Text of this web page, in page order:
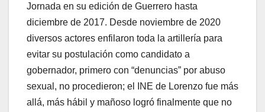
Jornada en su edición de Guerrero hasta
diciembre de 2017. Desde noviembre de 2020
diversos actores enfilaron toda la artillería para
evitar su postulación como candidato a
gobernador, primero con “denuncias” por abuso
sexual, no procedieron; el INE de Lorenzo fue más
allá, más hábil y mañoso logró finalmente que no